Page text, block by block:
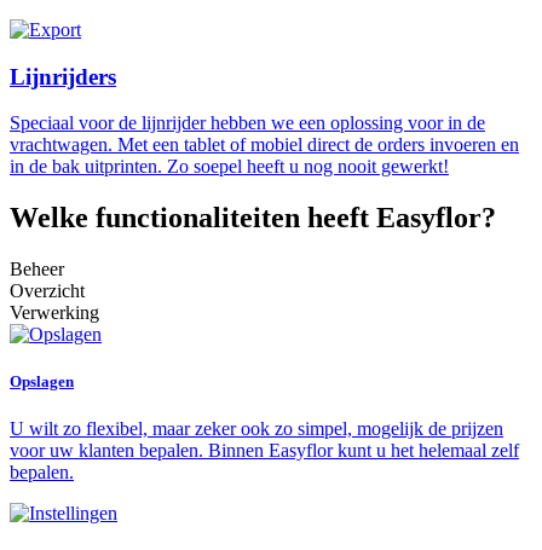
Lijnrijders
Speciaal voor de lijnrijder hebben we een oplossing voor in de
vrachtwagen. Met een tablet of mobiel direct de orders invoeren en
in de bak uitprinten. Zo soepel heeft u nog nooit gewerkt!
Welke functionaliteiten heeft Easyflor?
Beheer
Overzicht
Verwerking
Opslagen
U wilt zo flexibel, maar zeker ook zo simpel, mogelijk de prijzen
voor uw klanten bepalen. Binnen Easyflor kunt u het helemaal zelf
bepalen.